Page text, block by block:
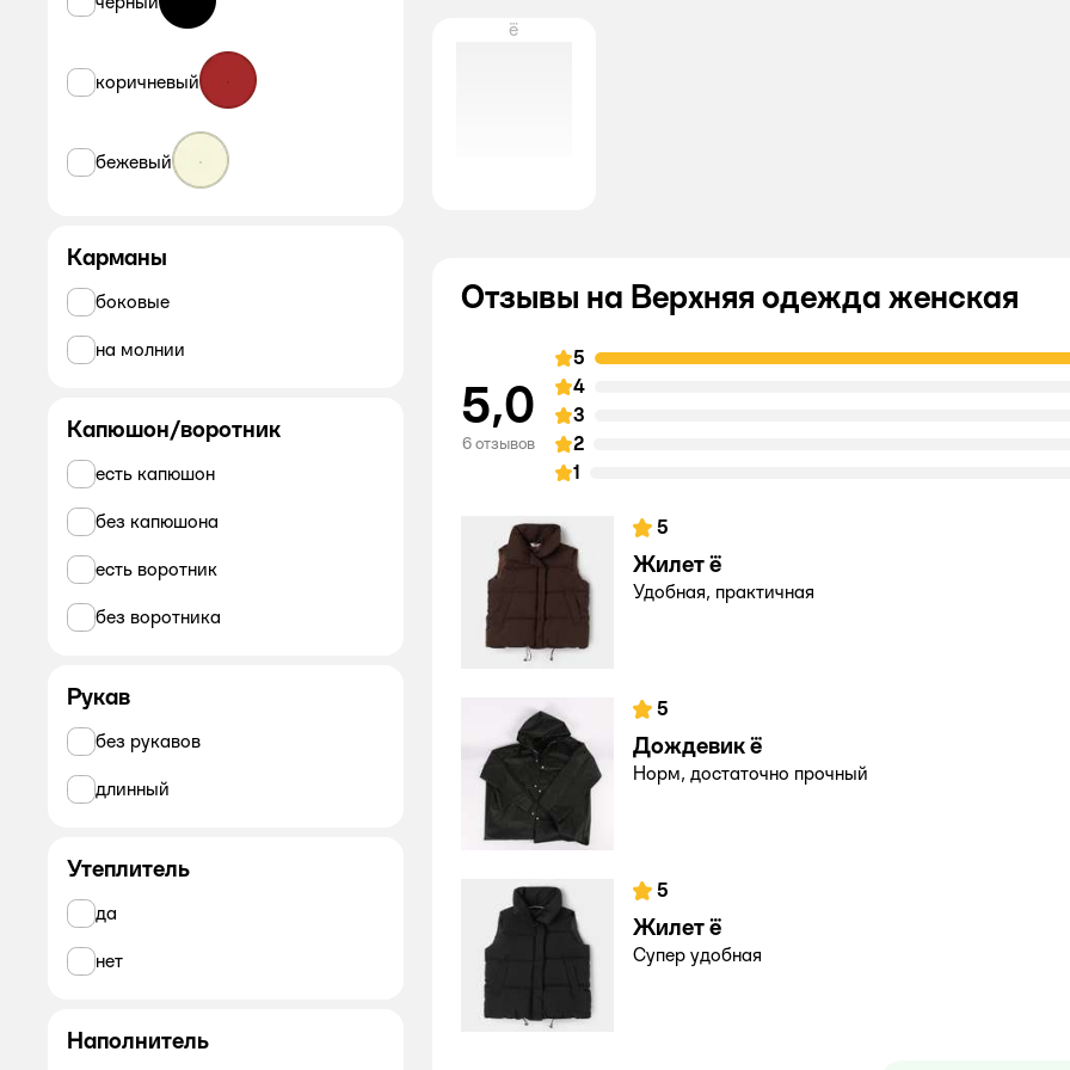
ё
Отзывы на Верхняя одежда женская
5,0
6 отзывов
5
4
3
2
1
5
Жилет ё
Удобная, практичная
5
Дождевик ё
Норм, достаточно прочный
5
Жилет ё
Супер удобная
коричневый
бежевый
Карманы
боковые
на молнии
Капюшон/воротник
есть капюшон
без капюшона
есть воротник
без воротника
Рукав
без рукавов
длинный
Утеплитель
да
нет
Наполнитель